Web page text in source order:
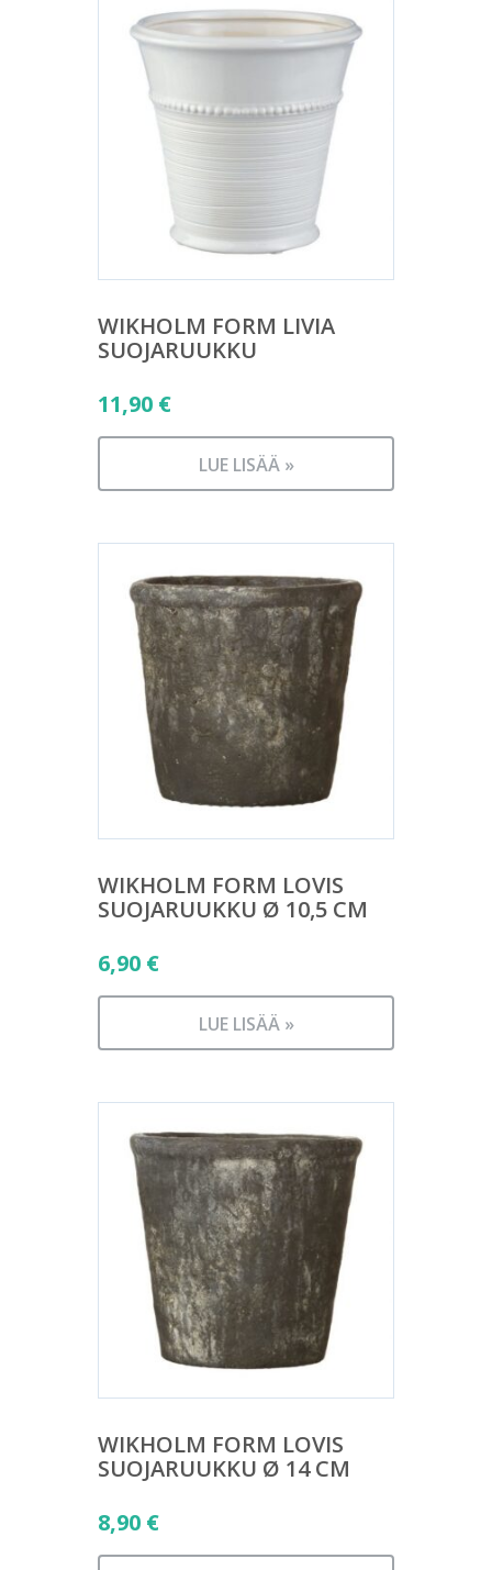
WIKHOLM FORM LIVIA
SUOJARUUKKU
11,90 €
LUE LISÄÄ »
WIKHOLM FORM LOVIS
SUOJARUUKKU Ø 10,5 CM
6,90 €
LUE LISÄÄ »
WIKHOLM FORM LOVIS
SUOJARUUKKU Ø 14 CM
8,90 €